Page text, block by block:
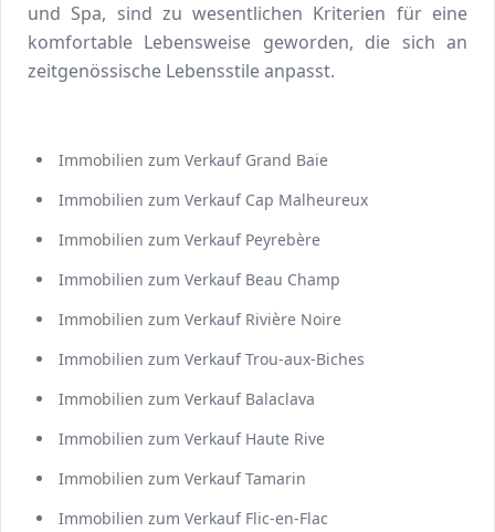
und Spa, sind zu wesentlichen Kriterien für eine
komfortable Lebensweise geworden, die sich an
zeitgenössische Lebensstile anpasst.
Immobilien zum Verkauf Grand Baie
Immobilien zum Verkauf Cap Malheureux
Immobilien zum Verkauf Peyrebère
Immobilien zum Verkauf Beau Champ
Immobilien zum Verkauf Rivière Noire
Immobilien zum Verkauf Trou-aux-Biches
Immobilien zum Verkauf Balaclava
Immobilien zum Verkauf Haute Rive
Immobilien zum Verkauf Tamarin
Immobilien zum Verkauf Flic-en-Flac